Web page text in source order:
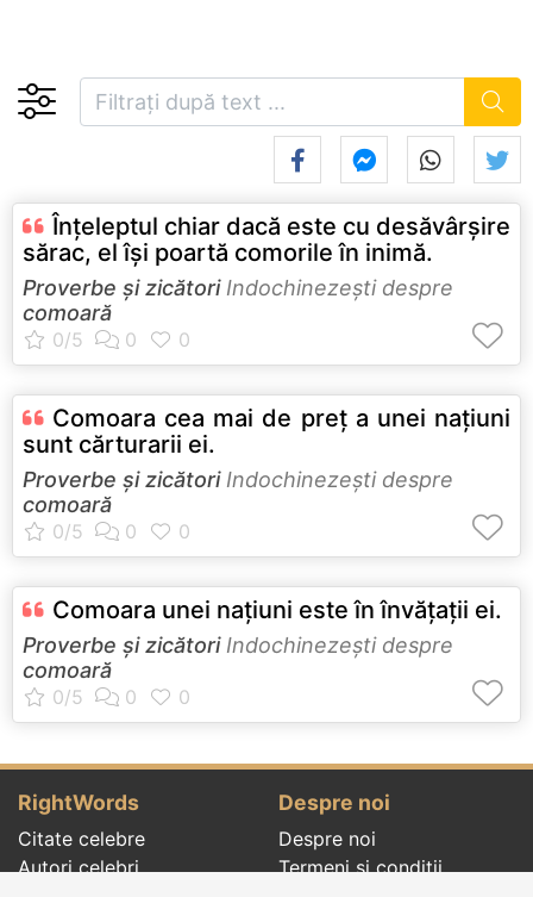
Înţeleptul chiar dacă este cu desăvârşire
sărac, el îşi poartă comorile în inimă.
Proverbe și zicătoriIndochinezeşti despre
comoară
Comoara cea mai de preţ a unei naţiuni
sunt cărturarii ei.
Proverbe și zicătoriIndochinezeşti despre
comoară
Comoara unei naţiuni este în învăţaţii ei.
Proverbe și zicătoriIndochinezeşti despre
comoară
RightWords
Citate celebre
Autori celebri
Despre noi
Despre noi
Termeni și condiții